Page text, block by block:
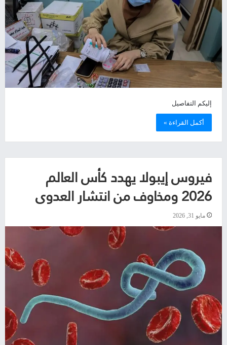
إليكم التفاصيل
أكمل القراءة »
فيروس إيبولا يهدد كأس العالم
2026 ومخاوف من انتشار العدوى
مايو 31, 2026